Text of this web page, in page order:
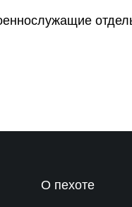
О пехоте